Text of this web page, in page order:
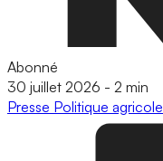
Abonné
30 juillet 2026 - 2 min
Presse Politique agricole